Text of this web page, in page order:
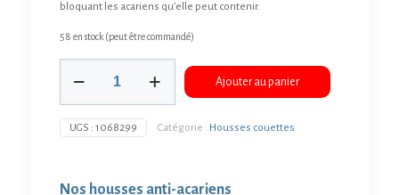
bloquant les acariens qu’elle peut contenir.
58 en stock (peut être commandé)
de
couette
l220
Ajouter au panier
UGS : 1068299 Catégorie : Housses couettes
Nos housses anti-acariens